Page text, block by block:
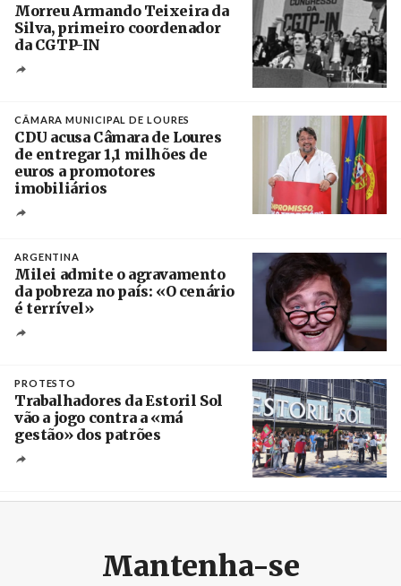
Morreu Armando Teixeira da
Silva, primeiro coordenador
da CGTP-IN
CÂMARA MUNICIPAL DE LOURES
CDU acusa Câmara de Loures
de entregar 1,1 milhões de
euros a promotores
imobiliários
ARGENTINA
Milei admite o agravamento
da pobreza no país: «O cenário
é terrível»
PROTESTO
Trabalhadores da Estoril Sol
vão a jogo contra a «má
gestão» dos patrões
Mantenha-se